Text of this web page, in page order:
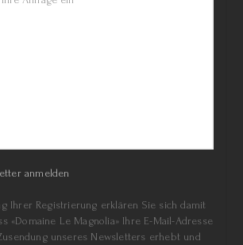
anmelden
Ihrer Registrierung erklären Sie sich damit
«Domaine Le Magnolia» Ihre E-Mail-Adresse
unseres Newsletters erhebt und